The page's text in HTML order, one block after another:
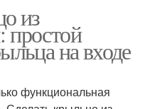
из
простой
на входе
функциональная